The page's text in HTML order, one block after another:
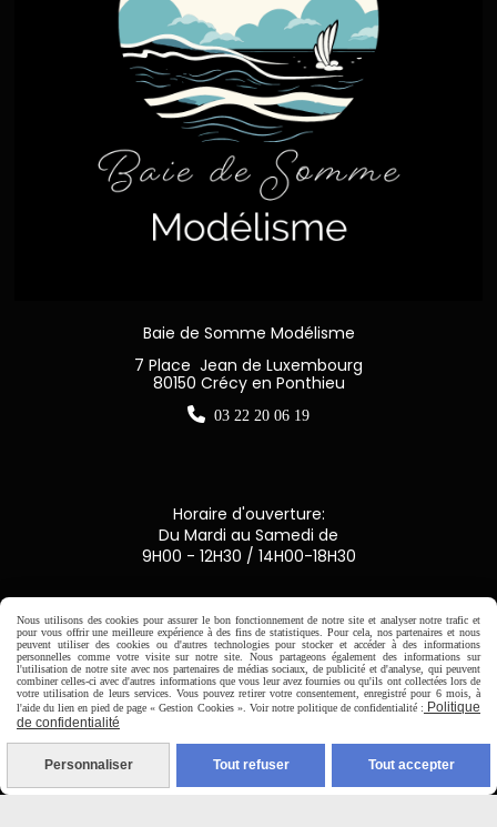
Baie de Somme Modélisme
7 Place Jean de Luxembourg
80150 Crécy en Ponthieu
 03 22 20 06 19
Horaire d'ouverture:
Du Mardi au Samedi de
9H00 - 12H30 / 14H00-18H30
Paiement sécurisé
CB Crédit Agricole
Virement bancaire
PAYPAL (4x sans frais)
Nous utilisons des cookies pour assurer le bon fonctionnement de notre site et analyser notre trafic et
pour vous offrir une meilleure expérience à des fins de statistiques. Pour cela, nos partenaires et nous
peuvent utiliser des cookies ou d'autres technologies pour stocker et accéder à des informations
personnelles comme votre visite sur notre site. Nous partageons également des informations sur
l'utilisation de notre site avec nos partenaires de médias sociaux, de publicité et d'analyse, qui peuvent
combiner celles-ci avec d'autres informations que vous leur avez fournies ou qu'ils ont collectées lors de
votre utilisation de leurs services. Vous pouvez retirer votre consentement, enregistré pour 6 mois, à
l'aide du lien en pied de page « Gestion Cookies ». Voir notre politique de confidentialité : Politique
de confidentialité
Personnaliser Tout refuser Tout accepter